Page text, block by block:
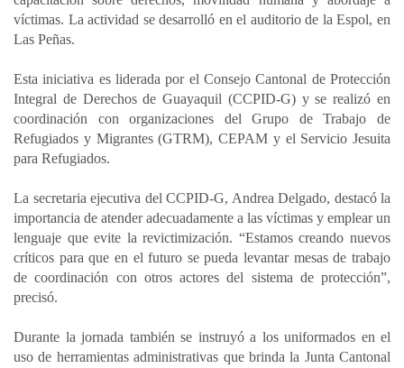
p
p
o
k
I
t
víctimas. La actividad se desarrolló en el auditorio de la Espol, en
Las Peñas.
Esta iniciativa es liderada por el Consejo Cantonal de Protección
Integral de Derechos de Guayaquil (CCPID-G) y se realizó en
coordinación con organizaciones del Grupo de Trabajo de
Refugiados y Migrantes (GTRM), CEPAM y el Servicio Jesuita
para Refugiados.
La secretaria ejecutiva del CCPID-G, Andrea Delgado, destacó la
importancia de atender adecuadamente a las víctimas y emplear un
lenguaje que evite la revictimización. “Estamos creando nuevos
críticos para que en el futuro se pueda levantar mesas de trabajo
de coordinación con otros actores del sistema de protección”,
precisó.
Durante la jornada también se instruyó a los uniformados en el
uso de herramientas administrativas que brinda la Junta Cantonal